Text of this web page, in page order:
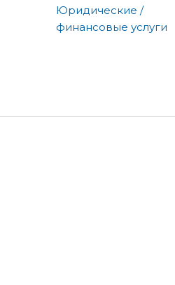
Юридические /
финансовые услуги